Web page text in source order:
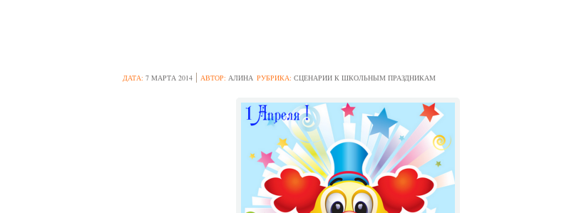
ДАТА: 7 МАРТА 2014 АВТОР: АЛИНА РУБРИКА: СЦЕНАРИИ К ШКОЛЬНЫМ ПРАЗДНИКАМ